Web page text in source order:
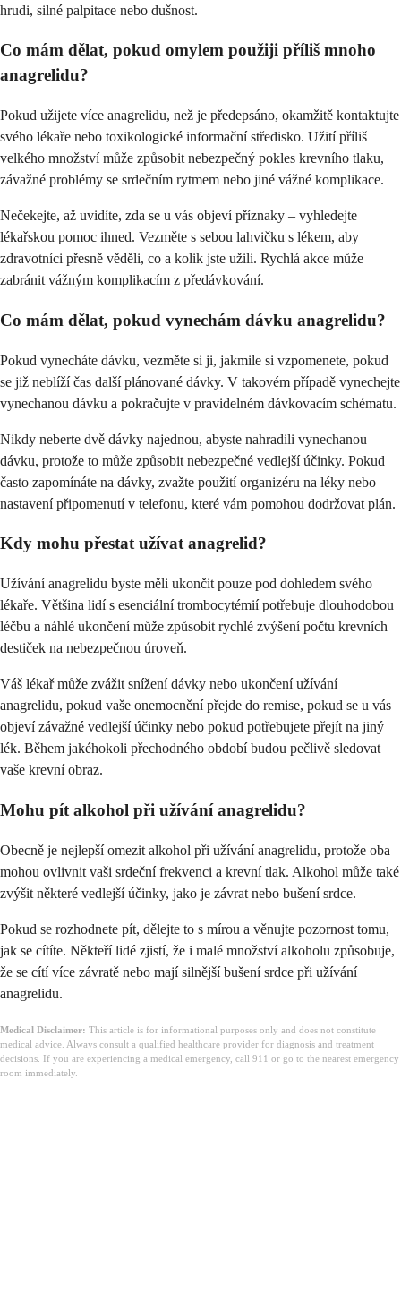
hrudi, silné palpitace nebo dušnost.
Co mám dělat, pokud omylem použiji příliš mnoho
anagrelidu?
Pokud užijete více anagrelidu, než je předepsáno, okamžitě kontaktujte
svého lékaře nebo toxikologické informační středisko. Užití příliš
velkého množství může způsobit nebezpečný pokles krevního tlaku,
závažné problémy se srdečním rytmem nebo jiné vážné komplikace.
Nečekejte, až uvidíte, zda se u vás objeví příznaky – vyhledejte
lékařskou pomoc ihned. Vezměte s sebou lahvičku s lékem, aby
zdravotníci přesně věděli, co a kolik jste užili. Rychlá akce může
zabránit vážným komplikacím z předávkování.
Co mám dělat, pokud vynechám dávku anagrelidu?
Pokud vynecháte dávku, vezměte si ji, jakmile si vzpomenete, pokud
se již neblíží čas další plánované dávky. V takovém případě vynechejte
vynechanou dávku a pokračujte v pravidelném dávkovacím schématu.
Nikdy neberte dvě dávky najednou, abyste nahradili vynechanou
dávku, protože to může způsobit nebezpečné vedlejší účinky. Pokud
často zapomínáte na dávky, zvažte použití organizéru na léky nebo
nastavení připomenutí v telefonu, které vám pomohou dodržovat plán.
Kdy mohu přestat užívat anagrelid?
Užívání anagrelidu byste měli ukončit pouze pod dohledem svého
lékaře. Většina lidí s esenciální trombocytémií potřebuje dlouhodobou
léčbu a náhlé ukončení může způsobit rychlé zvýšení počtu krevních
destiček na nebezpečnou úroveň.
Váš lékař může zvážit snížení dávky nebo ukončení užívání
anagrelidu, pokud vaše onemocnění přejde do remise, pokud se u vás
objeví závažné vedlejší účinky nebo pokud potřebujete přejít na jiný
lék. Během jakéhokoli přechodného období budou pečlivě sledovat
vaše krevní obraz.
Mohu pít alkohol při užívání anagrelidu?
Obecně je nejlepší omezit alkohol při užívání anagrelidu, protože oba
mohou ovlivnit vaši srdeční frekvenci a krevní tlak. Alkohol může také
zvýšit některé vedlejší účinky, jako je závrat nebo bušení srdce.
Pokud se rozhodnete pít, dělejte to s mírou a věnujte pozornost tomu,
jak se cítíte. Někteří lidé zjistí, že i malé množství alkoholu způsobuje,
že se cítí více závratě nebo mají silnější bušení srdce při užívání
anagrelidu.
Medical Disclaimer: This article is for informational purposes only and does not constitute
medical advice. Always consult a qualified healthcare provider for diagnosis and treatment
decisions. If you are experiencing a medical emergency, call 911 or go to the nearest emergency
room immediately.